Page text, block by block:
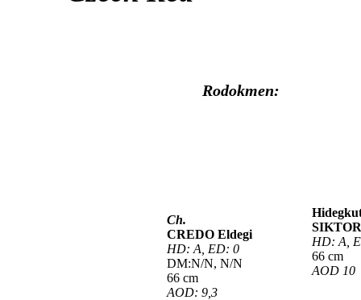
Rodokmen:
Ch.
CREDO Eldegi
HD: A, ED: 0
DM:N/N, N/N
66 cm
AOD: 9,3
HD: A,
66 cm
AOD 10